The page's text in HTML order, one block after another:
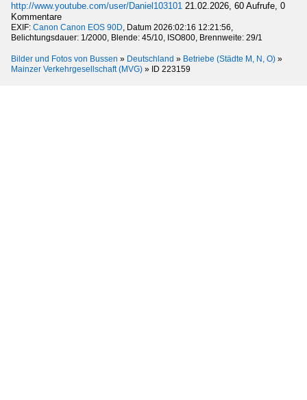
http://www.youtube.com/user/Daniel103101 21.02.2026, 60 Aufrufe, 0
Kommentare
EXIF: Canon Canon EOS 90D, Datum 2026:02:16 12:21:56,
Belichtungsdauer: 1/2000, Blende: 45/10, ISO800, Brennweite: 29/1
Bilder und Fotos von Bussen » Deutschland » Betriebe (Städte M, N, O) »
Mainzer Verkehrgesellschaft (MVG) » ID 223159